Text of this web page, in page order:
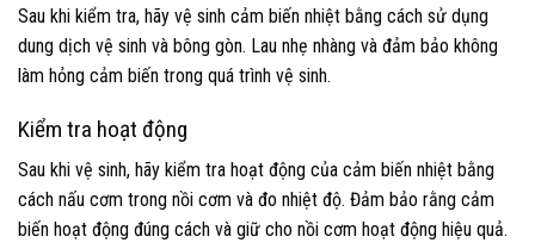
Sau khi kiểm tra, hãy vệ sinh cảm biến nhiệt bằng cách sử dụng
dung dịch vệ sinh và bông gòn. Lau nhẹ nhàng và đảm bảo không
làm hỏng cảm biến trong quá trình vệ sinh.
Kiểm tra hoạt động
Sau khi vệ sinh, hãy kiểm tra hoạt động của cảm biến nhiệt bằng
cách nấu cơm trong nồi cơm và đo nhiệt độ. Đảm bảo rằng cảm
biến hoạt động đúng cách và giữ cho nồi cơm hoạt động hiệu quả.